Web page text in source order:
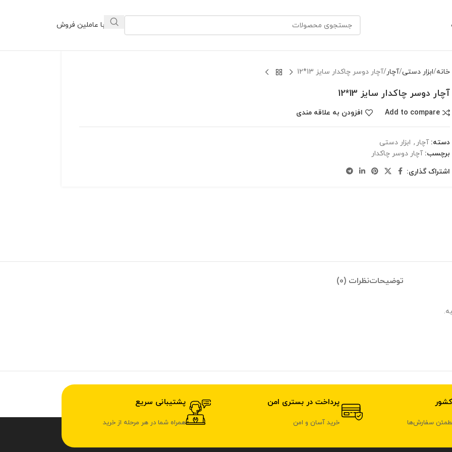
ارتباط با عاملین فروش
خانه ابزار دستی آچار آچار دوسر چاکدار سایز 13*12
آچار دوسر چاکدار سایز 13*12
Add to compare افزودن به علاقه مندی
دسته: آچار , ابزار دستی
برچسب: آچار دوسر چاکدار
اشتراک گذاری:
توضیحاتنظرات (0)
سفارش‌ها
پرداخت در بستری امن
خرید آسان و امن
پشتیبانی سریع
همراه شما در هر مرحله از خرید